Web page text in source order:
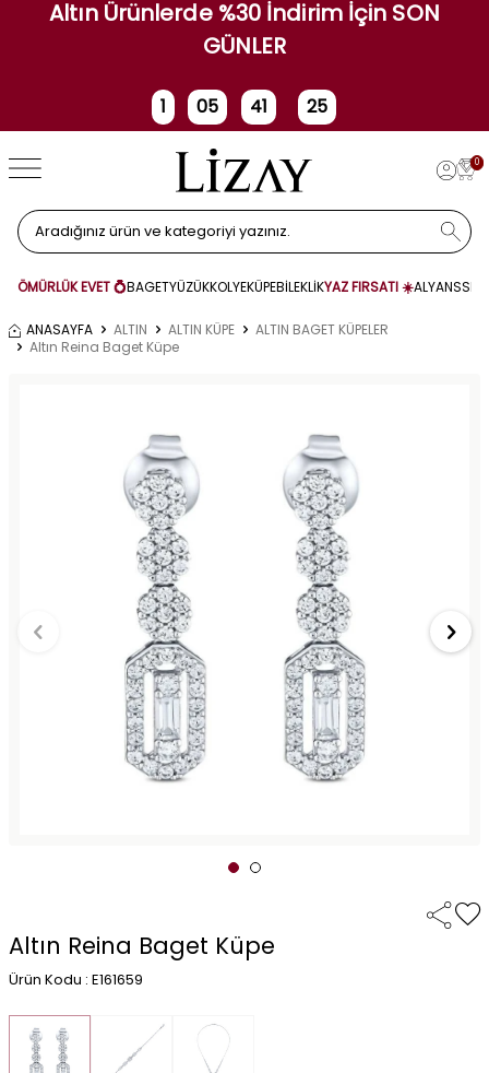
Altın Ürünlerde %30 İndirim İçin SON
GÜNLER
1
Gün
05
Saat
41 25
0
ÖMÜRLÜK EVET 💍BAGETYÜZÜKKOLYEKÜPEBİLEKLİKYAZ FIRSATI ☀️ALYANS
ANASAYFA ALTIN ALTIN KÜPE
ALTIN BAGET KÜPELER
Altın Reina Baget Küpe
Altın Reina Baget Küpe
Ürün Kodu : E161659